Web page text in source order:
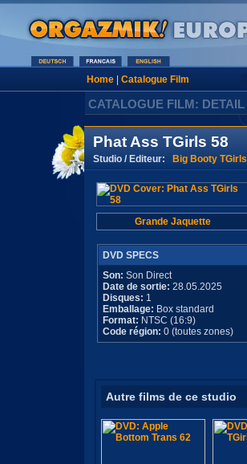
Home| Catalogue Film
CATALOGUE FILM: DETAIL
Phat Ass TGirls 58
Studio / Editeur: Big Booty TGirls
Grande Jaquette
DVD SPECS
Son: Son Direct
Date de sortie: 28.05.2025
Disques: 1
Emballage: Box standard
Format: NTSC (16:9)
Code région: 0 (toutes zones)
Autre films de ce studio